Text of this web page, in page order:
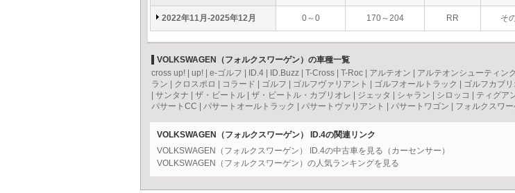
2022年11月-2025年12月 0～0 170～204 RR そ
VOLKSWAGEN（フォルクスワーゲン）の車種一覧
cross up!
up! e-ゴルフ ID.4 ID.Buzz T-Cross T-Roc アルテオン アルテオンシューティン
ラン
クロスポロ コラード ゴルフ ゴルフヴァリアント ゴルフオールトラック ゴルフカブリ
サンタナ ザ・ビートル ザ・ビートル・カブリオレ ジェッタ シャラン シロッコ ティグア
パサートCC
パサートオールトラック パサートヴァリアント パサートワゴン フォルクスワ
VOLKSWAGEN（フォルクスワーゲン） ID.4の関連リンク
VOLKSWAGEN（フォルクスワーゲン） ID.4の中古車を見る（カーセンサー）
VOLKSWAGEN（フォルクスワーゲン）の人気ランキングを見る